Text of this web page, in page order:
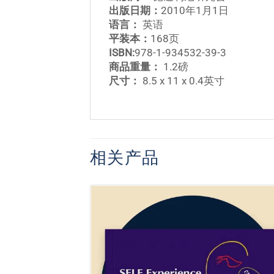
出版日期： 2010年1月1日
语言： 英语
平装本： 168页
ISBN:978-1-934532-39-3
商品重量： 1.2磅
尺寸： 8.5 x 11 x 0.4英寸
相关产品